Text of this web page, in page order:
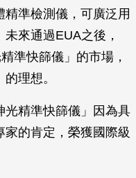
準檢測儀，可廣泛用
來通過EUA之後，
準快篩儀」的市場，
理想。
光精準快篩儀」因為具
的肯定，榮獲國際級